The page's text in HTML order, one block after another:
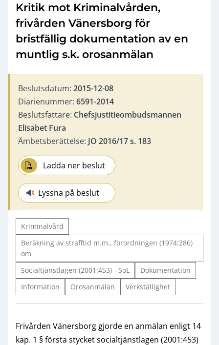
Kritik mot Kriminalvården,
frivården Vänersborg för
bristfällig dokumentation av en
muntlig s.k. orosanmälan
Beslutsdatum: 2015-12-08
Diarienummer: 6591-2014
Beslutsfattare: Chefsjustitieombudsmannen
Elisabet Fura
Ämbetsberättelse: JO 2016/17 s. 183
Ladda ner beslut
Lyssna på beslut
Kriminalvård
Beräkning av strafftid m.m., förordningen (1974:286)
om
Socialtjänstlagen (2001:453) - SoL
Dokumentation
Information
Orosanmälan Verkställighet
Frivården Vänersborg gjorde en anmälan enligt 14
kap. 1 § första stycket socialtjänstlagen (2001:453)